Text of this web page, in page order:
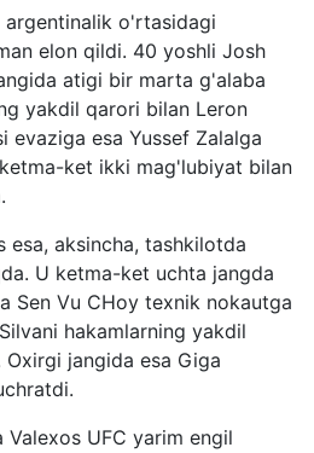
o'rtasidagi
elon qildi. 40 yoshli Josh
atigi bir marta g'alaba
yakdil qarori bilan Leron
evaziga esa Yussef Zalalga
ket ikki mag'lubiyat bilan
esa, aksincha, tashkilotda
U ketma-ket uchta jangda
Sen Vu CHoy texnik nokautga
hakamlarning yakdil
jangida esa Giga
UFC yarim engil